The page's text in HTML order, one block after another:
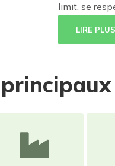
limit, se
LIRE PLUS